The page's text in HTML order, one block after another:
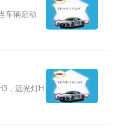
车辆启动
，远光灯H